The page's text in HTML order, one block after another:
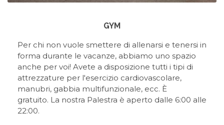
GYM
Per chi non vuole smettere di allenarsi e tenersi in
forma durante le vacanze, abbiamo uno spazio
anche per voi! Avete a disposizione tutti i tipi di
attrezzature per l'esercizio cardiovascolare,
manubri, gabbia multifunzionale, ecc. È
gratuito. La nostra Palestra è aperto dalle 6:00 alle
22:00.